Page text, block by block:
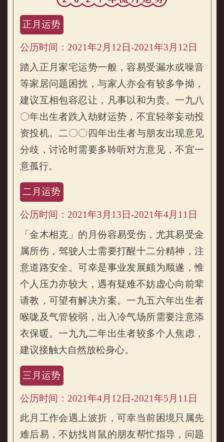
属猴的人2021年流月运势
正月运势
公历时间：2021年2月12日-2021年3月12日
踏入正月家宅运势一般，容易受漏水或噪音
等家居问题困扰，与家人亦会有较多争拗，
建议互相包容忍让，凡事以和为贵。一九八
〇年出生者跌入劫财运势，不宜轻举妄动投
资投机。二〇〇四年出生者与朋友出现意见
分歧，讨论时需要多聆听对方意见，不宜一
意孤行。
二月运势
公历时间：2021年3月13日-2021年4月11日
「金木相克」的月份容易受伤，尤其易受金
属所伤，驾驶人士需要打醒十二分精神，注
意道路安全。可幸是事业发展颇为顺遂，惟
个人压力亦较大，遇有疑难不妨虚心向前辈
请教，可望有解决方案。一九五六年出生者
喉咙及气管较弱，出入冷气场所需要注意添
衣保暖。一九九二年出生者较多个人焦虑，
建议接触大自然放松身心。
三月运势
公历时间：2021年4月12日-2021年5月11日
此月工作会遇上波折，可幸当前困境只属先
难后易，不妨找肖鼠的朋友帮忙指导，问题